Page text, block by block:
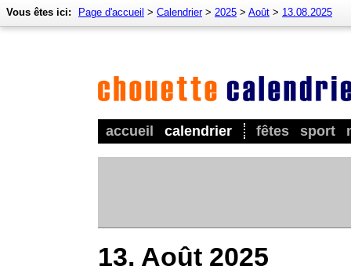
accueil calendrier fêtes sport
Vous êtes ici: Page d'accueil > Calendrier> 2025 > Août > 13.08.2025
13. Août 2025